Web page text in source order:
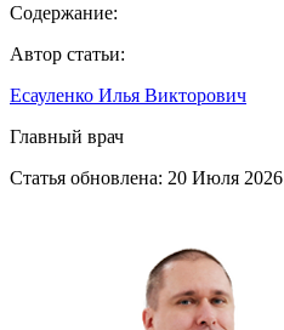
Содержание:
Автор статьи:
Есауленко Илья Викторович
Главный врач
Статья обновлена: 20 Июля 2026